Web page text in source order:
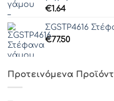
Γραμματοσειρά 48
Γραμματοσειρά 49
Γραμματοσειρά 50
Γραμματοσειρά 51
€1.64
ΣGSTP4616
€77.50
Προτεινόμενα